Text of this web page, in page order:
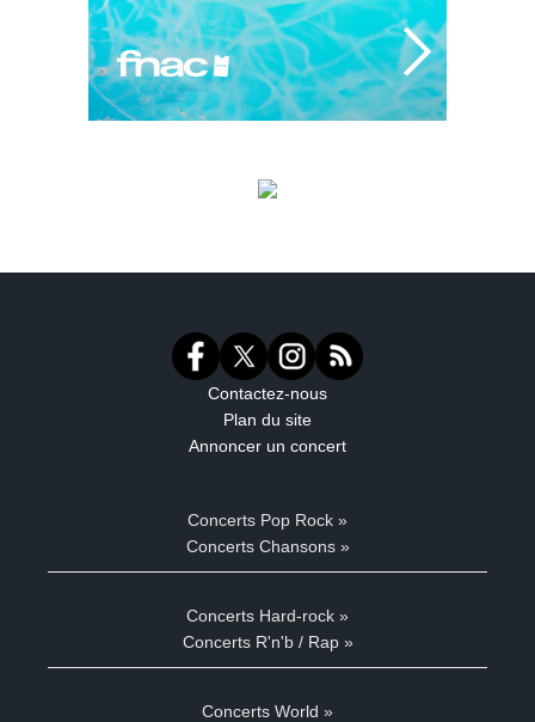
Contactez-nous
Plan du site
Annoncer un concert
Concerts Pop Rock »
Concerts Chansons »
Concerts Hard-rock »
Concerts R'n'b / Rap »
Concerts World »